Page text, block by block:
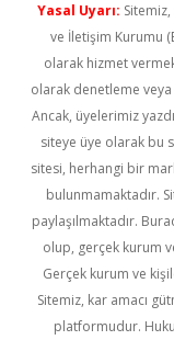
Yasal Uyarı:
ve İletişim Kurumu
olarak hizmet
olarak denetleme
Ancak, üyelerimiz
siteye üye olarak bu
sitesi, herhangi bir
bulunmamaktadır.
paylaşılmaktadır.
olup, gerçek kurum
Gerçek kurum ve
Sitemiz, kar amacı
platformudur.